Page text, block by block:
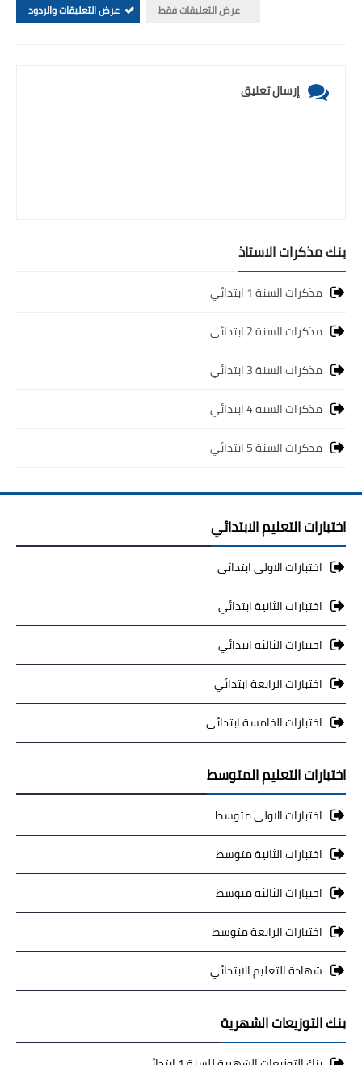
عرض التعليقات فقط
عرض التعليقات والردود
إرسال تعليق
بنك مذكرات الاستاذ
مذكرات السنة 1 ابتدائي
مذكرات السنة 2 ابتدائي
مذكرات السنة 3 ابتدائي
مذكرات السنة 4 ابتدائي
مذكرات السنة 5 ابتدائي
اختبارات التعليم الابتدائي
اختبارات الاولى ابتدائي
اختبارات الثانية ابتدائي
اختبارات الثالثة ابتدائي
اختبارات الرابعة ابتدائي
اختبارات الخامسة ابتدائي
اختبارات التعليم المتوسط
اختبارات الاولى متوسط
اختبارات الثانية متوسط
اختبارات الثالثة متوسط
اختبارات الرابعة متوسط
شهادة التعليم الابتدائي
بنك التوزيعات الشهرية